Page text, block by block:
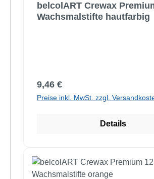
belcolART Crewax
Wachsmalstifte hautfarbig
Regulärer Preis:
9,46 €
Preise inkl. MwSt. zzgl.
Details